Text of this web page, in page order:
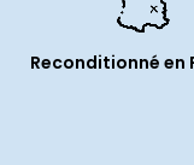
Reconditionné en